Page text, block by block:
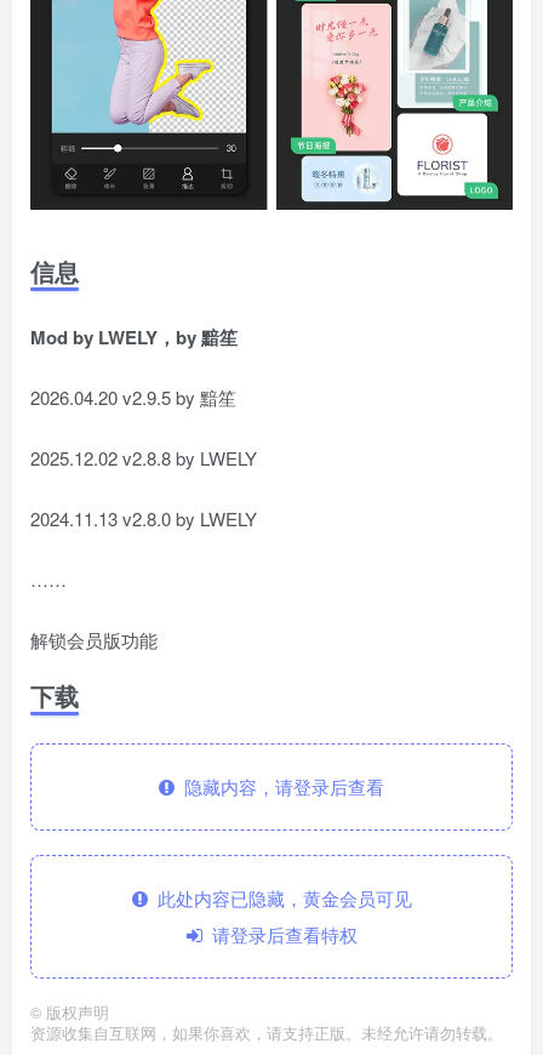
信息
Mod by LWELY，by 黯笙
2026.04.20 v2.9.5 by 黯笙
2025.12.02 v2.8.8 by LWELY
2024.11.13 v2.8.0 by LWELY
……
解锁会员版功能
下载
隐藏内容，请登录后查看
此处内容已隐藏，黄金会员可见
请登录后查看特权
© 版权声明
资源收集自互联网，如果你喜欢，请支持正版。未经允许请勿转载。